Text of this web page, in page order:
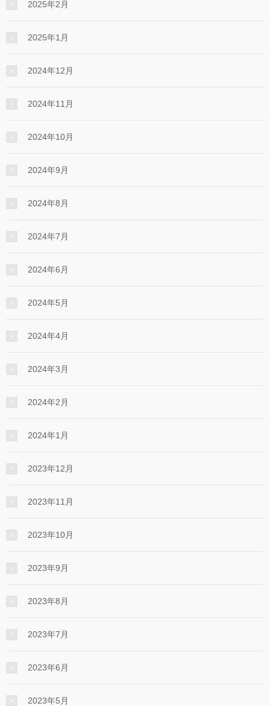
2025年2月
2025年1月
2024年12月
2024年11月
2024年10月
2024年9月
2024年8月
2024年7月
2024年6月
2024年5月
2024年4月
2024年3月
2024年2月
2024年1月
2023年12月
2023年11月
2023年10月
2023年9月
2023年8月
2023年7月
2023年6月
2023年5月